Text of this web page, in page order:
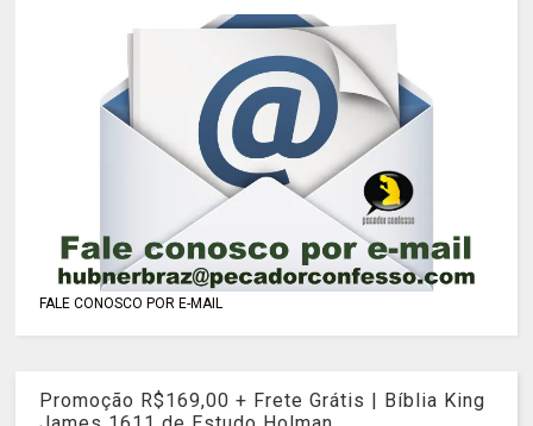
FALE CONOSCO POR E-MAIL
Promoção R$169,00 + Frete Grátis | Bíblia King